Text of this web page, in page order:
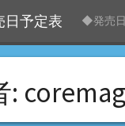
予定表 ◆発売
: